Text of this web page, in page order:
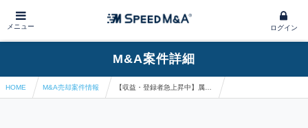
メニュー ログイン
M&A案件詳細
HOME M&A売却案件情報